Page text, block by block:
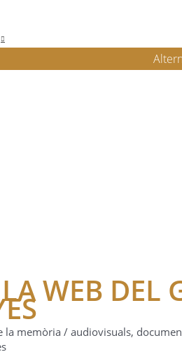
WEB DEL
la memòria / audiovisuals,